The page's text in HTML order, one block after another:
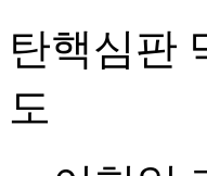
탄핵심판
도